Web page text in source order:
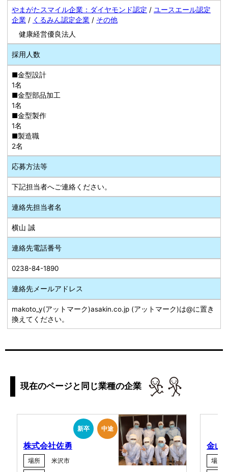
やまがたスマイル企業：ダイヤモンド認定 / ユースエール認定
企業 / くるみん認定企業 / その他
健康経営優良法人
採用人数
■金型設計
1名
■金型部品加工
1名
■金型製作
1名
■製造職
2名
応募方法等
下記担当者へご連絡ください。
連絡先担当者名
横山 誠
連絡先電話番号
0238-84-1890
連絡先メールアドレス
makoto_y(アットマーク)asakin.co.jp (アットマーク)は@に置き
換えてください。
現在のページと同じ業種の企業
新卒 中途
株式会社佐勇
場所 米沢市
金山
場所